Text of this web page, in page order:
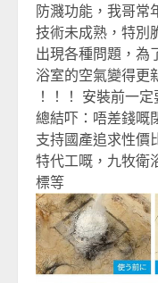
防濺功能，我哥常
技術未成熟，特別
出現各種問題，為
浴室的空氣變得更
！！！ 安裝前一
總結吓：唔差錢嘅
支持國產追求性價
特代工嘅，九牧衛
標等